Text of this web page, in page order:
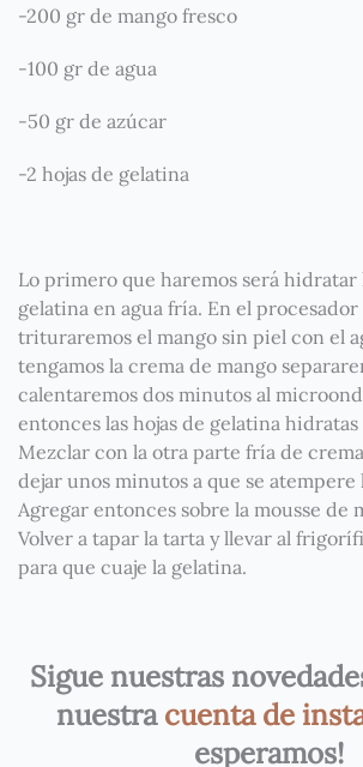
-200 gr de mango fresco
-100 gr de agua
-50 gr de azúcar
-2 hojas de gelatina
Lo primero que haremos será hidratar
gelatina en agua fría. En el
trituraremos el mango sin piel con el
tengamos la crema de mango
calentaremos dos minutos al
entonces las hojas de gelatina hidratas
Mezclar con la otra parte fría de
dejar unos minutos a que se atempere
Agregar entonces sobre la mousse de
Volver a tapar la tarta y llevar al
para que cuaje la gelatina.
Sigue nuestras
nuestracuenta de
esperamos!